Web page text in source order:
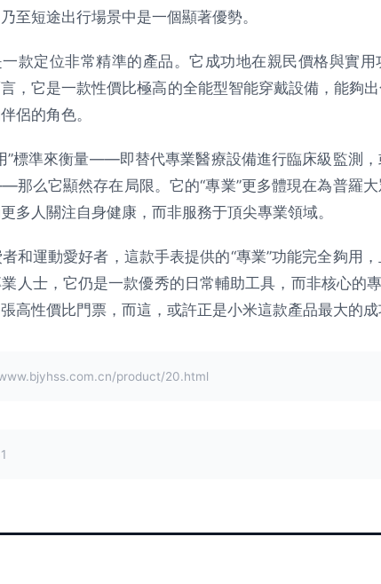
至短途出行場景中是一個顯著優勢。
款定位非常精準的產品。它成功地在親民價格與實
，它是一款性價比極高的全能型智能穿戴設備，能夠
侶的角色。
”標準來衡量——即替代專業醫療設備進行臨床級監測
么它顯然存在局限。它的“專業”更多體現在為普羅大
多人關注自身健康，而非服務于頂尖專業領域。
和運動愛好者，這款手表提供的“專業”功能完全夠用
人士，它仍是一款優秀的日常輔助工具，而非核心的
高性價比門票，而這，或許正是小米這款產品最大的成
product/20.html